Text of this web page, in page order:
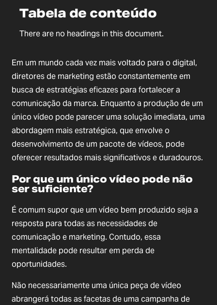
Tabela de conteúdo
There are no headings in this document.
Em um mundo cada vez mais voltado para o digital,
diretores de marketing estão constantemente em
busca de estratégias eficazes para fortalecer a
comunicação da marca. Enquanto a produção de um
único vídeo pode parecer uma solução imediata, uma
abordagem mais estratégica, que envolve o
desenvolvimento de um pacote de vídeos, pode
oferecer resultados mais significativos e duradouros.
Por que um único vídeo pode não
ser suficiente?
É comum supor que um vídeo bem produzido seja a
resposta para todas as necessidades de
comunicação e marketing. Contudo, essa
mentalidade pode resultar em perda de
oportunidades.
Não necessariamente uma única peça de vídeo
abrangerá todas as facetas de uma campanha de